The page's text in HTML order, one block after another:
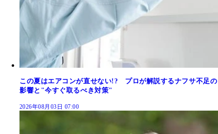
この夏はエアコンが直せない!? プロが解説するナフサ不足の
影響と"今すぐ取るべき対策"
2026年08月03日 07:00